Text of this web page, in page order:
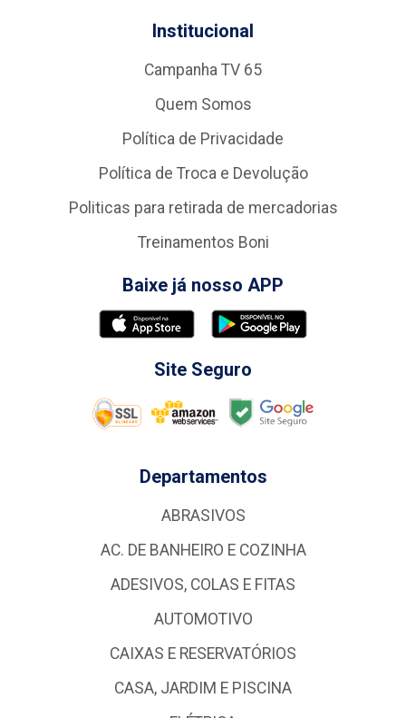
Institucional
Campanha TV 65
Quem Somos
Política de Privacidade
Política de Troca e Devolução
Politicas para retirada de mercadorias
Treinamentos Boni
Baixe já nosso APP
Site Seguro
Departamentos
ABRASIVOS
AC. DE BANHEIRO E COZINHA
ADESIVOS, COLAS E FITAS
AUTOMOTIVO
CAIXAS E RESERVATÓRIOS
CASA, JARDIM E PISCINA